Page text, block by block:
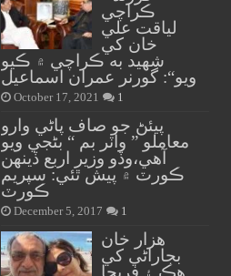
ڪراچي
لياقت علي
خان کي
شهيد به ڪراچي ۾ ڪيو
ويو“: گورنر عمران اسماعيل
October 17, 2021 1
پيئڻ جو صاف پاڻي وارو
معاملو ” واٽر بم “ بڻجي ويو
آهي،وڏو وزير اربع ڏينهن
ڪورٽ ۾ پيش ٿئي: سپريم
ڪورٽ
December 5, 2017 1
هزار خان
بجاراڻي کي
هڪ ۽ فريحا